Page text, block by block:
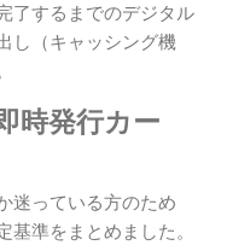
了するまでのデジタル
し（キャッシング機
時発行カー
迷っている方のため
準をまとめました。